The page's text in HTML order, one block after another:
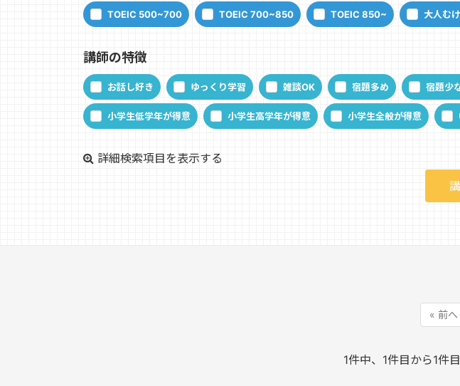
TOEIC 500~700 TOEIC 700~850 TOEIC 850~ 大人む
講師の特徴
お話し好き ゆっくり学習 雑談OK 宿題多め 宿題少
小学生低学年が得意 小学生高学年が得意 小学生全般が得意
詳細検索項目を表示する
« 前へ
1件中、1件目から1件